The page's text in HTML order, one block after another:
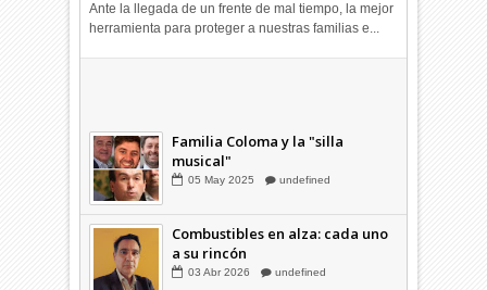
Ante la llegada de un frente de mal tiempo, la mejor
herramienta para proteger a nuestras familias e...
Familia Coloma y la "silla
musical"
Combustibles en alza: cada uno
a su rincón